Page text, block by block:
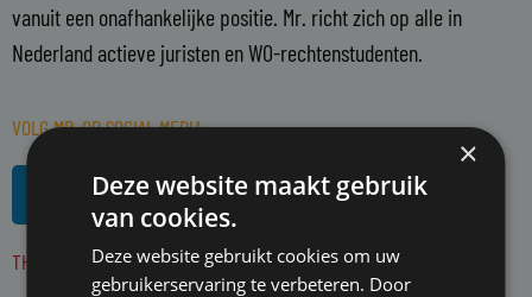
vanuit een onafhankelijke positie. Mr. richt zich op alle in
Nederland actieve juristen en WO-rechtenstudenten.
VOLG MR. OP SOCIAL MEDIA
R
s
s
THEMA'S
×
Deze website maakt gebruik
van cookies.
Deze website gebruikt cookies om uw
gebruikerservaring te verbeteren. Door